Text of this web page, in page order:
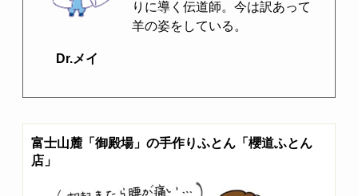
Dr.メイ
りに導く伝道師。今は訳あって
羊の姿をしている。
富士山麓「御殿場」の手作りふとん「櫻道ふとん
店」